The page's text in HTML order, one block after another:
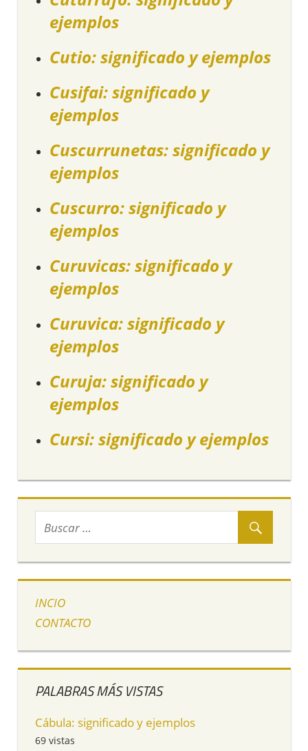
ejemplos
Cutio: significado y ejemplos
Cusifai: significado y
ejemplos
Cuscurrunetas: significado y
ejemplos
Cuscurro: significado y
ejemplos
Curuvicas: significado y
ejemplos
Curuvica: significado y
ejemplos
Curuja: significado y
ejemplos
Cursi: significado y ejemplos
INCIO
CONTACTO
PALABRAS MÁS VISTAS
Cábula: significado y ejemplos
69 vistas